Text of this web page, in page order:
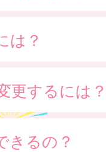
は？
更するには
きるの？